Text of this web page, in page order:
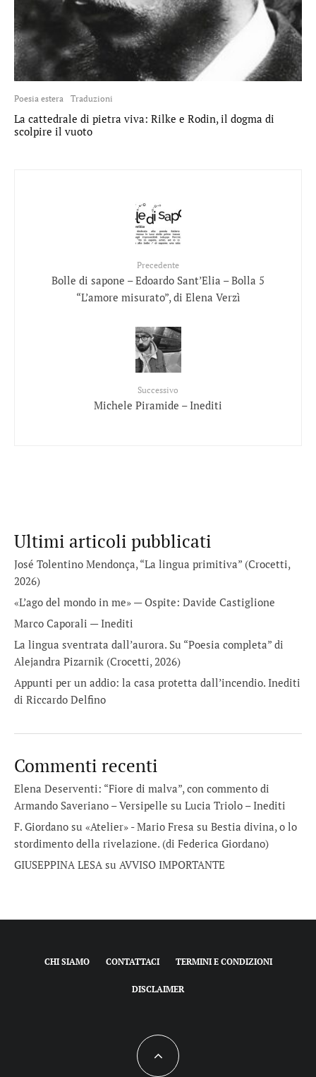
Poesia estera Traduzioni
La cattedrale di pietra viva: Rilke e Rodin, il dogma di
scolpire il vuoto
Precedente
Bolle di sapone – Edoardo Sant’Elia – Bolla 5
“L’amore misurato”, di Elena Verzì
Successivo
Michele Piramide – Inediti
Ultimi articoli pubblicati
José Tolentino Mendonça, “La lingua primitiva” (Crocetti,
2026)
«L’ago del mondo in me» — Ospite: Davide Castiglione
Marco Caporali — Inediti
La lingua sventrata dall’aurora. Su “Poesia completa” di
Alejandra Pizarnik (Crocetti, 2026)
Appunti per un addio: la casa protetta dall’incendio. Inediti
di Riccardo Delfino
Commenti recenti
Elena Deserventi: “Fiore di malva”, con commento di
Armando Saveriano – Versipelle su Lucia Triolo – Inediti
F. Giordano su «Atelier» - Mario Fresa su Bestia divina, o lo
stordimento della rivelazione. (di Federica Giordano)
GIUSEPPINA LESA su AVVISO IMPORTANTE
CHI SIAMO CONTATTACI TERMINI E CONDIZIONI
DISCLAIMER